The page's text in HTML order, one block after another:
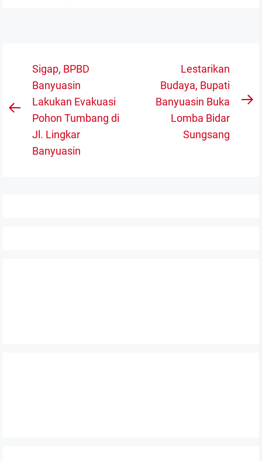
Navigasi
pos
Previous
Sigap, BPBD
Banyuasin
Lakukan Evakuasi
Pohon Tumbang di
Jl. Lingkar
Banyuasin
Lestarikan
Budaya, Bupati
Banyuasin Buka
Lomba Bidar
Sungsang